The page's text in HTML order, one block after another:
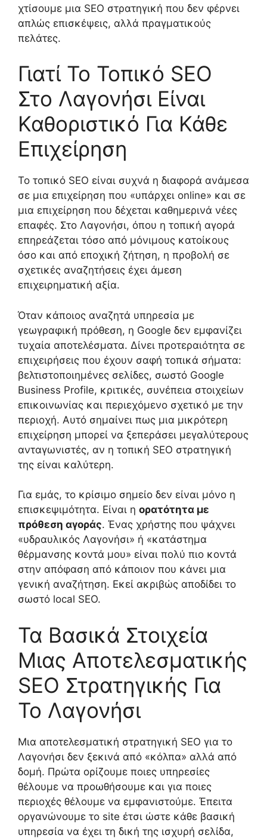
χτίσουμε μια SEO στρατηγική που δεν φέρνει
απλώς επισκέψεις, αλλά πραγματικούς
πελάτες.
Γιατί Το Τοπικό SEO
Στο Λαγονήσι Είναι
Καθοριστικό Για Κάθε
Επιχείρηση
Το τοπικό SEO είναι συχνά η διαφορά ανάμεσα
σε μια επιχείρηση που «υπάρχει online» και σε
μια επιχείρηση που δέχεται καθημερινά νέες
επαφές. Στο Λαγονήσι, όπου η τοπική αγορά
επηρεάζεται τόσο από μόνιμους κατοίκους
όσο και από εποχική ζήτηση, η προβολή σε
σχετικές αναζητήσεις έχει άμεση
επιχειρηματική αξία.
Όταν κάποιος αναζητά υπηρεσία με
γεωγραφική πρόθεση, η Google δεν εμφανίζει
τυχαία αποτελέσματα. Δίνει προτεραιότητα σε
επιχειρήσεις που έχουν σαφή τοπικά σήματα:
βελτιστοποιημένες σελίδες, σωστό Google
Business Profile, κριτικές, συνέπεια στοιχείων
επικοινωνίας και περιεχόμενο σχετικό με την
περιοχή. Αυτό σημαίνει πως μια μικρότερη
επιχείρηση μπορεί να ξεπεράσει μεγαλύτερους
ανταγωνιστές, αν η τοπική SEO στρατηγική
της είναι καλύτερη.
Για εμάς, το κρίσιμο σημείο δεν είναι μόνο η
επισκεψιμότητα. Είναι η ορατότητα με
πρόθεση αγοράς. Ένας χρήστης που ψάχνει
«υδραυλικός Λαγονήσι» ή «κατάστημα
θέρμανσης κοντά μου» είναι πολύ πιο κοντά
στην απόφαση από κάποιον που κάνει μια
γενική αναζήτηση. Εκεί ακριβώς αποδίδει το
σωστό local SEO.
Τα Βασικά Στοιχεία
Μιας Αποτελεσματικής
SEO Στρατηγικής Για
Το Λαγονήσι
Μια αποτελεσματική στρατηγική SEO για το
Λαγονήσι δεν ξεκινά από «κόλπα» αλλά από
δομή. Πρώτα ορίζουμε ποιες υπηρεσίες
θέλουμε να προωθήσουμε και για ποιες
περιοχές θέλουμε να εμφανιστούμε. Έπειτα
οργανώνουμε το site έτσι ώστε κάθε βασική
υπηρεσία να έχει τη δική της ισχυρή σελίδα,